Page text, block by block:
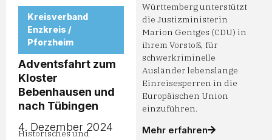
Kreisverband
Enzkreis /
Pforzheim
Adventsfahrt zum
Kloster
Bebenhausen und
nach Tübingen
4. Dezember 2024
Historisches und
Württemberg unterstützt
die Justizministerin
Marion Gentges (CDU) in
ihrem Vorstoß, für
schwerkriminelle
Ausländer lebenslange
Einreisesperren in die
Europäischen Union
einzuführen.
Mehr erfahren